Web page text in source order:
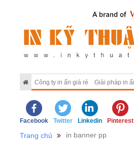
Công ty in ấn giá rẻ Giải pháp in
Facebook Twitter Linkedin Pinterest
Trang chủ in banner pp